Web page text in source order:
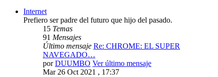
Internet
Prefiero ser padre del futuro que hijo del pasado.
15 Temas
91 Mensajes
Último mensaje Re: CHROME: EL SUPER
NAVEGADO…
porDUUMBO Ver último mensaje
Mar 26 Oct 2021 , 17:37